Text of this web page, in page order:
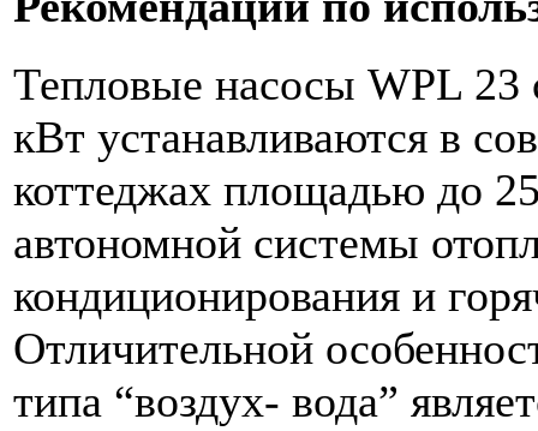
Тепловые насосы WPL
кВт устанавливаются в
коттеджах площадью до
автономной системы
кондиционирования и
Отличительной
типа “воздух- вода”